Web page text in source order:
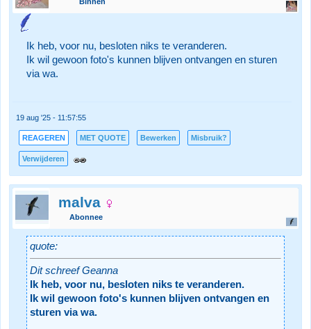
Ik heb, voor nu, besloten niks te veranderen.
Ik wil gewoon foto's kunnen blijven ontvangen en sturen
via wa.
19 aug '25 - 11:57:55
REAGEREN MET QUOTE Bewerken Misbruik?
Verwijderen
malva
Abonnee
quote:
Dit schreef Geanna
Ik heb, voor nu, besloten niks te veranderen.
Ik wil gewoon foto's kunnen blijven ontvangen en
sturen via wa.